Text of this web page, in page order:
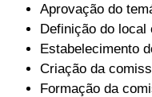
Aprovação do
Definição do local
Estabelecimento
Criação da
Formação da